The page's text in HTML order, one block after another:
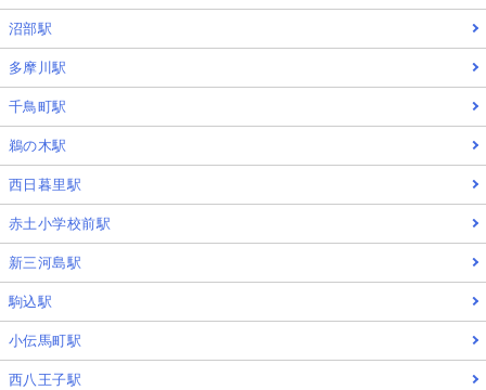
沼部駅
多摩川駅
千鳥町駅
鵜の木駅
西日暮里駅
赤土小学校前駅
新三河島駅
駒込駅
小伝馬町駅
西八王子駅